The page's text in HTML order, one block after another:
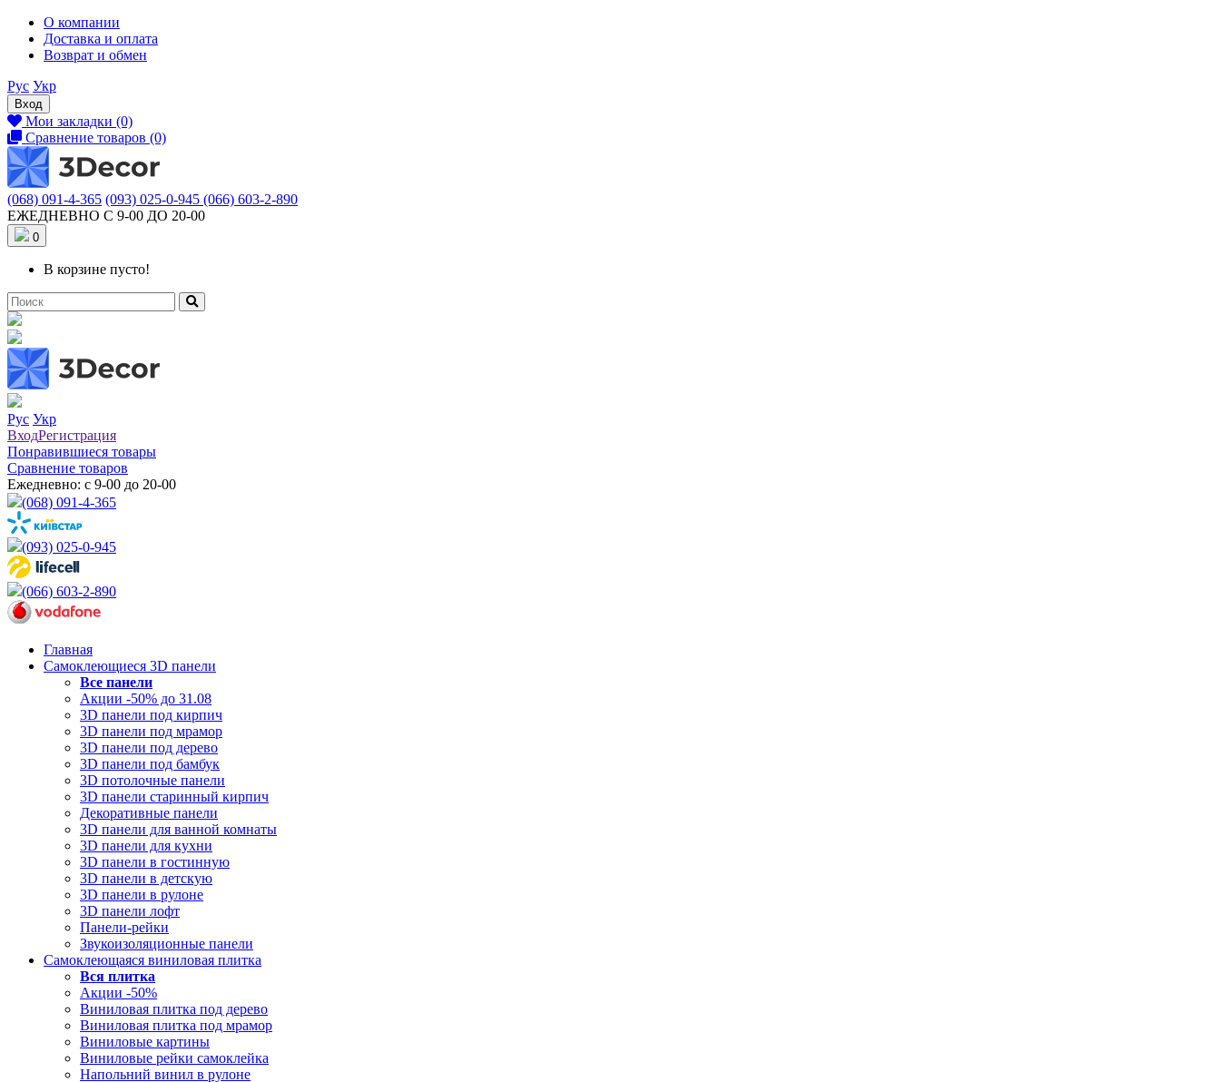
О компании
Доставка и оплата
Возврат и обмен
Рус Укр
Вход
Мои закладки (0)
Сравнение товаров (0)
(068) 091-4-365 (093) 025-0-945 (066) 603-2-890
ЕЖЕДНЕВНО С 9-00 ДО 20-00
0
В корзине пусто!
Рус Укр
ВходРегистрация
Понравившиеся товары
Сравнение товаров
Ежедневно: с 9-00 до 20-00
(068) 091-4-365
(093) 025-0-945
(066) 603-2-890
Главная
Самоклеющиеся 3D панели
Все панели
Акции -50% до 31.08
3D панели под кирпич
3D панели под мрамор
3D панели под дерево
3D панели под бамбук
3D потолочные панели
3D панели старинный кирпич
Декоративные панели
3D панели для ванной комнаты
3D панели для кухни
3D панели в гостинную
3D панели в детскую
3D панели в рулоне
3D панели лофт
Панели-рейки
Звукоизоляционные панели
Самоклеющаяся виниловая плитка
Вся плитка
Акции -50%
Виниловая плитка под дерево
Виниловая плитка под мрамор
Виниловые картины
Виниловые рейки самоклейка
Напольний винил в рулоне